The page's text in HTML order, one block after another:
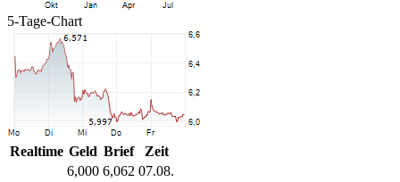
5-Tage-Chart
Realtime Geld Brief
Zeit
6,000 6,062 07.08.